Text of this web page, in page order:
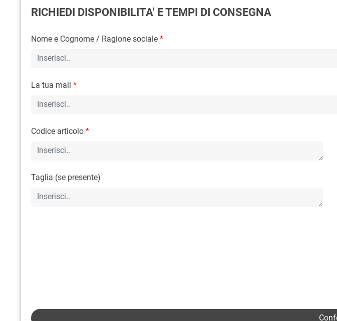
RICHIEDI DISPONIBILITA' E TEMPI DI CONSEGNA
Nome e Cognome / Ragione sociale *
La tua mail *
Codice articolo *
Taglia (se presente)